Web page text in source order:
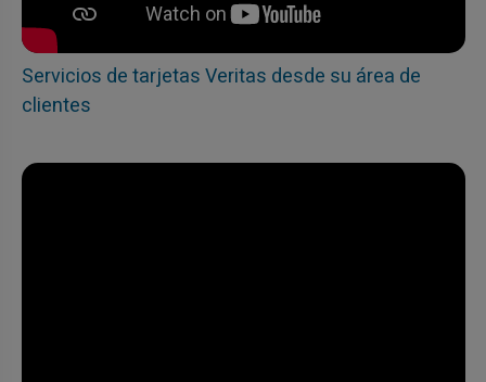
Servicios de tarjetas Veritas desde su área de
clientes